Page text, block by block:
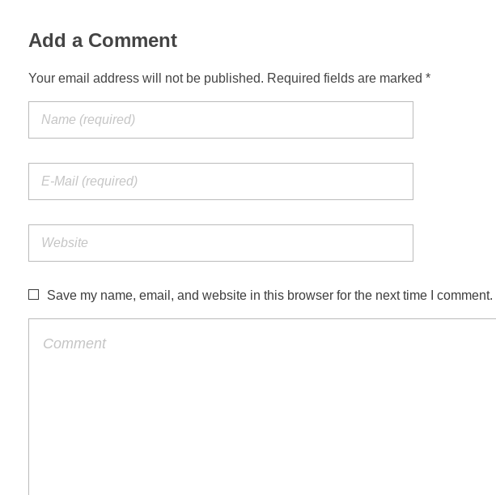
Add a Comment
Your email address will not be published. Required fields are marked *
Save my name, email, and website in this browser for the next time I comment.